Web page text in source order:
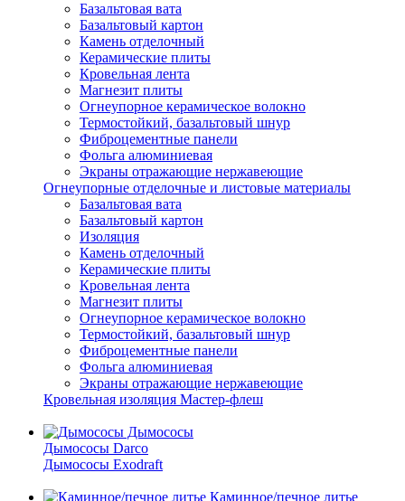
Базальтовая вата
Базальтовый картон
Камень отделочный
Керамические плиты
Кровельная лента
Магнезит плиты
Огнеупорное керамическое волокно
Термостойкий, базальтовый шнур
Фиброцементные панели
Фольга алюминиевая
Экраны отражающие нержавеющие
Огнеупорные отделочные и листовые материалы
Базальтовая вата
Базальтовый картон
Изоляция
Камень отделочный
Керамические плиты
Кровельная лента
Магнезит плиты
Огнеупорное керамическое волокно
Термостойкий, базальтовый шнур
Фиброцементные панели
Фольга алюминиевая
Экраны отражающие нержавеющие
Кровельная изоляция Мастер-флеш
Дымососы
Дымососы Darco
Дымососы Exodraft
Каминное/печное литье